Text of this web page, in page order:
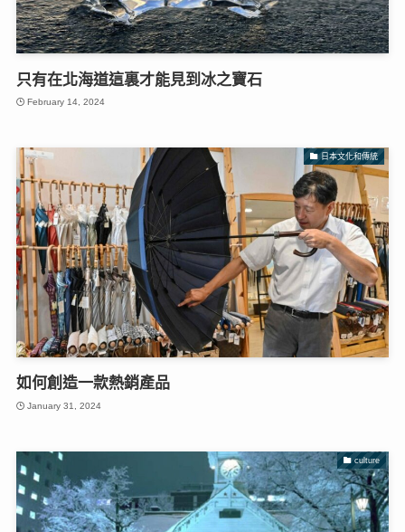
只有在北海道這裏才能見到冰之寶石
February 14, 2024
日本文化和傳統
如何創造一款熱銷產品
January 31, 2024
culture